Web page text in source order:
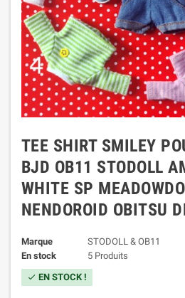
TEE SHIRT SMILEY
BJD OB11 STODOLL
WHITE SP
NENDOROID OBITSU
Marque
STODOLL & OB11
En stock
5 Produits
check EN STOCK !